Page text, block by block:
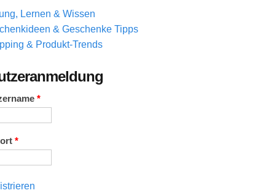
Lernen & Wissen
& Geschenke Tipps
& Produkt-Trends
*
*